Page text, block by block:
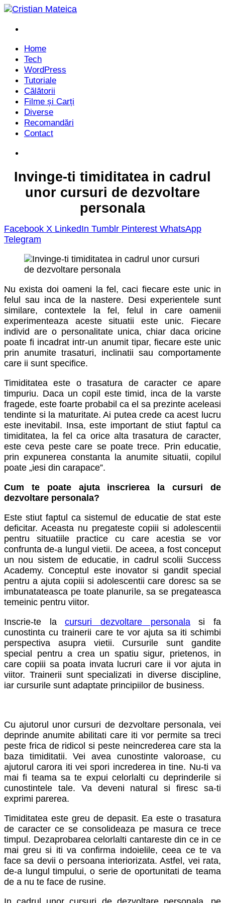
Home
Tech
WordPress
Tutoriale
Călătorii
Filme și Carți
Diverse
Recomandări
Contact
Invinge-ti timiditatea in cadrul
unor cursuri de dezvoltare
personala
Facebook X LinkedIn Tumblr Pinterest WhatsApp
Telegram
Nu exista doi oameni la fel, caci fiecare este unic in
felul sau inca de la nastere. Desi experientele sunt
similare, contextele la fel, felul in care oamenii
experimenteaza aceste situatii este unic. Fiecare
individ are o personalitate unica, chiar daca oricine
poate fi incadrat intr-un anumit tipar, fiecare este unic
prin anumite trasaturi, inclinatii sau comportamente
care ii sunt specifice.
Timiditatea este o trasatura de caracter ce apare
timpuriu. Daca un copil este timid, inca de la varste
fragede, este foarte probabil ca el sa prezinte aceleasi
tendinte si la maturitate. Ai putea crede ca acest lucru
este inevitabil. Insa, este important de stiut faptul ca
timiditatea, la fel ca orice alta trasatura de caracter,
este ceva peste care se poate trece. Prin educatie,
prin expunerea constanta la anumite situatii, copilul
poate „iesi din carapace”.
Cum te poate ajuta inscrierea la cursuri de
dezvoltare personala?
Este stiut faptul ca sistemul de educatie de stat este
deficitar. Aceasta nu pregateste copiii si adolescentii
pentru situatiile practice cu care acestia se vor
confrunta de-a lungul vietii. De aceea, a fost conceput
un nou sistem de educatie, in cadrul scolii Success
Academy. Conceptul este inovator si gandit special
pentru a ajuta copiii si adolescentii care doresc sa se
imbunatateasca pe toate planurile, sa se pregateasca
temeinic pentru viitor.
Inscrie-te lacursuri dezvoltare personalasi fa
cunostinta cu trainerii care te vor ajuta sa iti schimbi
perspectiva asupra vietii. Cursurile sunt gandite
special pentru a crea un spatiu sigur, prietenos, in
care copiii sa poata invata lucruri care ii vor ajuta in
viitor. Trainerii sunt specializati in diverse discipline,
iar cursurile sunt adaptate principiilor de business.
Cu ajutorul unor cursuri de dezvoltare personala, vei
deprinde anumite abilitati care iti vor permite sa treci
peste frica de ridicol si peste neincrederea care sta la
baza timiditatii. Vei avea cunostinte valoroase, cu
ajutorul carora iti vei spori increderea in tine. Nu-ti va
mai fi teama sa te expui celorlalti cu deprinderile si
cunostintele tale. Va deveni natural si firesc sa-ti
exprimi parerea.
Timiditatea este greu de depasit. Ea este o trasatura
de caracter ce se consolideaza pe masura ce trece
timpul. Dezaprobarea celorlalti cantareste din ce in ce
mai greu si iti va confirma indoielile, ceea ce te va
face sa devii o persoana interiorizata. Astfel, vei rata,
de-a lungul timpului, o serie de oportunitati de teama
de a nu te face de rusine.